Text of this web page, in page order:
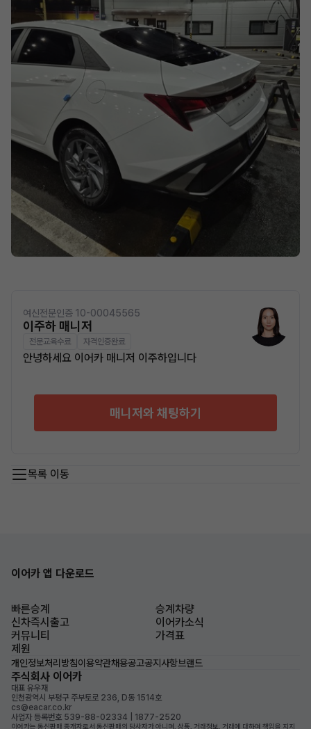
여신전문인증 10-00045565
이주하 매니저
전문교육수료 자격인증완료
안녕하세요 이어카 매니저 이주하입니다
매니저와 채팅하기
목록 이동
이어카 앱 다운로드
빠른승계
승계차량
신차즉시출고
이어카소식
커뮤니티
가격표
제원
개인정보처리방침이용약관채용공고공지사항브랜드
주식회사 이어카
대표 유우재
인천광역시 부평구 주부토로 236, D동 1514호
cs@eacar.co.kr
사업자 등록번호 539-88-02334 | 1877-2520
이어카는 통신판매 중개자로서 통신판매의 당사자가 아니며, 상품, 거래정보, 거래에 대하여 책임을 지지